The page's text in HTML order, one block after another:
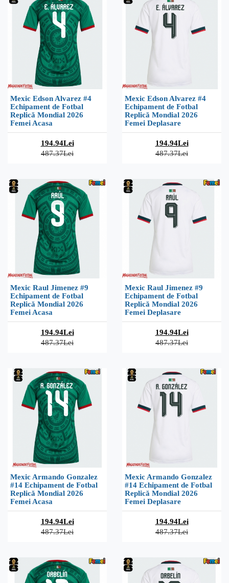
Mexic Edson Alvarez #4
Echipament de Fotbal
Replică Mondial 2026
Femei Acasa
194.94Lei
487.37Lei
Mexic Edson Alvarez #4
Echipament de Fotbal
Replică Mondial 2026
Femei Deplasare
194.94Lei
487.37Lei
Mexic Raul Jimenez #9
Echipament de Fotbal
Replică Mondial 2026
Femei Acasa
194.94Lei
487.37Lei
Mexic Raul Jimenez #9
Echipament de Fotbal
Replică Mondial 2026
Femei Deplasare
194.94Lei
487.37Lei
Mexic Armando Gonzalez
#14 Echipament de Fotbal
Replică Mondial 2026
Femei Acasa
194.94Lei
487.37Lei
Mexic Armando Gonzalez
#14 Echipament de Fotbal
Replică Mondial 2026
Femei Deplasare
194.94Lei
487.37Lei